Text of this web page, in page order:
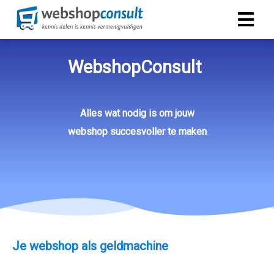
WebshopConsult
Alles wat nodig is om jouw
webshop succesvoller te maken
Je webshop als geldmachine